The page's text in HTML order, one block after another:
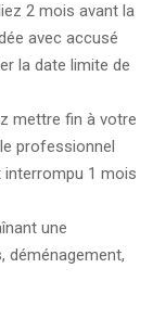
2 mois avant la
avec accusé
la date limite de
mettre fin à votre
professionnel
1 mois
une
déménagement,